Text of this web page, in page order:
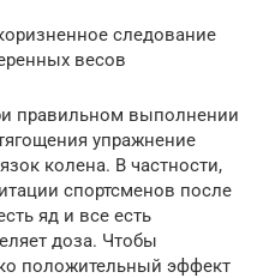
следование
весов
правильном выполнении
упражнение
колена. В частности,
спортсменов после
яд и все есть
доза. Чтобы
положительный эффект